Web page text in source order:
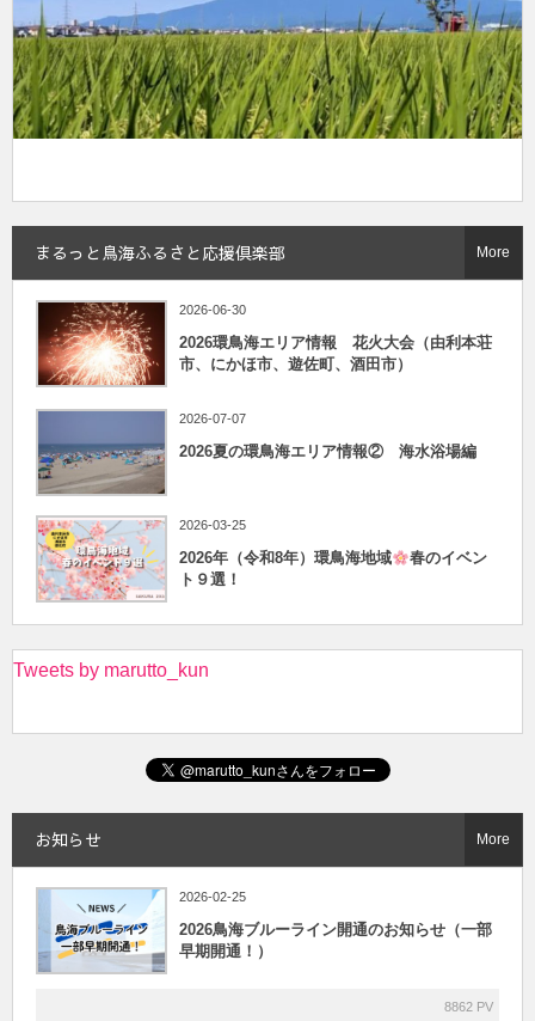
まるっと鳥海ふるさと応援倶楽部
2026-06-30
2026環鳥海エリア情報 花火大会（由利本荘
市、にかほ市、遊佐町、酒田市）
2026-07-07
2026夏の環鳥海エリア情報② 海水浴場編
2026-03-25
2026年（令和8年）環鳥海地域
春のイベン
ト９選！
More
Tweets by marutto_kun
お知らせ
2026-02-25
2026鳥海ブルーライン開通のお知らせ（一部
早期開通！）
8862 PV
More